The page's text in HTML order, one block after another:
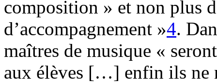
composition » et non plus
d’accompagnement »4.
maîtres de musique «
aux élèves […] enfin ils ne